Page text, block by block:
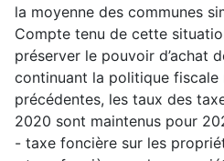
la moyenne des communes
Compte tenu de cette
préserver le pouvoir d’achat
continuant la politique fiscale
précédentes, les taux des
2020 sont maintenus pour
- taxe foncière sur les